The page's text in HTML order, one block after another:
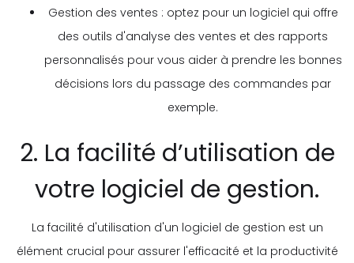
Gestion des ventes : optez pour un logiciel qui offre
des outils d'analyse des ventes et des rapports
personnalisés pour vous aider à prendre les bonnes
décisions lors du passage des commandes par
exemple.
2. La facilité d’utilisation de
votre logiciel de gestion.
La facilité d'utilisation d'un logiciel de gestion est un
élément crucial pour assurer l'efficacité et la productivité